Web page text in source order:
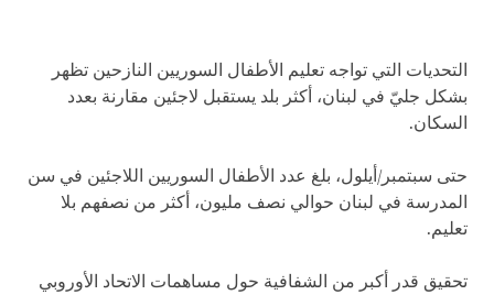
التحديات التي تواجه تعليم الأطفال السوريين النازحين تظهر
بشكل جليّ في لبنان، أكثر بلد يستقبل لاجئين مقارنة بعدد
السكان.
حتى سبتمبر/أيلول، بلغ عدد الأطفال السوريين اللاجئين في سن
المدرسة في لبنان حوالي نصف مليون، أكثر من نصفهم بلا
تعليم.
تحقيق قدر أكبر من الشفافية حول مساهمات الاتحاد الأوروبي